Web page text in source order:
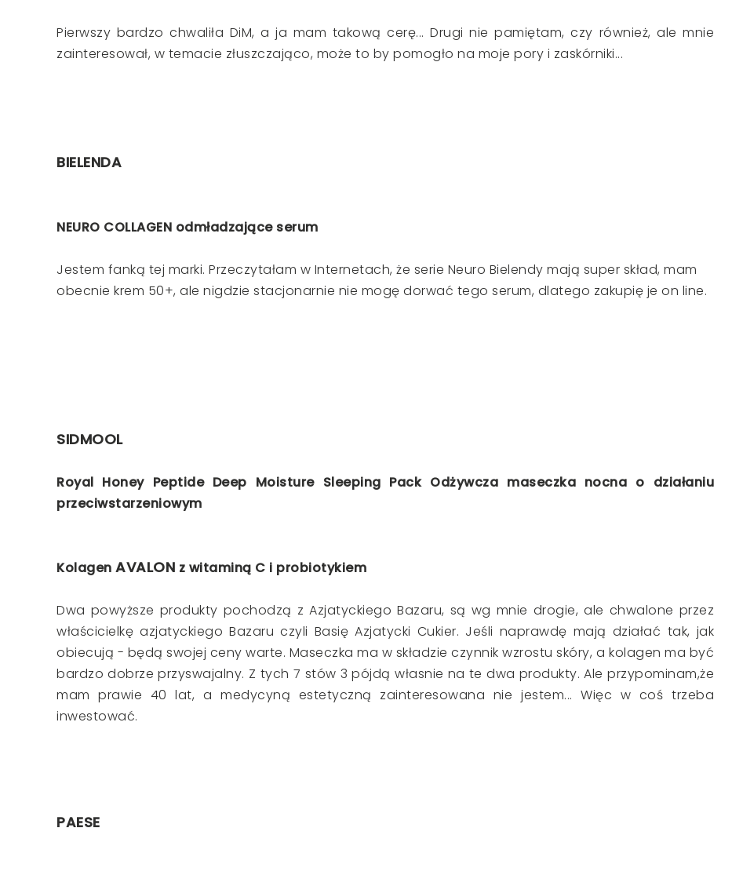
Pierwszy bardzo chwaliła DiM, a ja mam takową cerę... Drugi nie pamiętam, czy również, ale mnie
zainteresował, w temacie złuszczająco, może to by pomogło na moje pory i zaskórniki...
BIELENDA
NEURO COLLAGEN odmładzające serum
Jestem fanką tej marki. Przeczytałam w Internetach, że serie Neuro Bielendy mają super skład, mam
obecnie krem 50+, ale nigdzie stacjonarnie nie mogę dorwać tego serum, dlatego zakupię je on line.
SIDMOOL
Royal Honey Peptide Deep Moisture Sleeping Pack Odżywcza maseczka nocna o działaniu
przeciwstarzeniowym
Kolagen AVALON z witaminą C i probiotykiem
Dwa powyższe produkty pochodzą z Azjatyckiego Bazaru, są wg mnie drogie, ale chwalone przez
właścicielkę azjatyckiego Bazaru czyli Basię Azjatycki Cukier. Jeśli naprawdę mają działać tak, jak
obiecują - będą swojej ceny warte. Maseczka ma w składzie czynnik wzrostu skóry, a kolagen ma być
bardzo dobrze przyswajalny. Z tych 7 stów 3 pójdą własnie na te dwa produkty. Ale przypominam,że
mam prawie 40 lat, a medycyną estetyczną zainteresowana nie jestem... Więc w coś trzeba
inwestować.
PAESE